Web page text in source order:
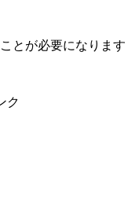
とが必要になります
ク